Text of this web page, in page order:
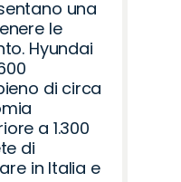
una
le
Hyundai
di circa
a 1.300
di
in Italia e